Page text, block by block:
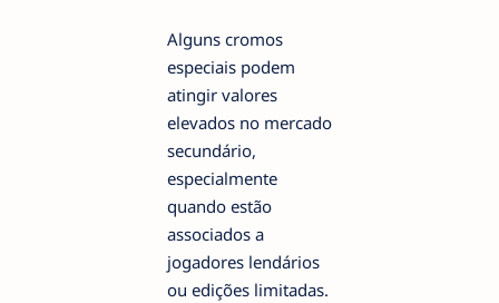
Alguns cromos
especiais podem
atingir valores
elevados no mercado
secundário,
especialmente
quando estão
associados a
jogadores lendários
ou edições limitadas.